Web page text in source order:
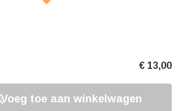
€ 13,00
Voeg toe aan winkelwagen